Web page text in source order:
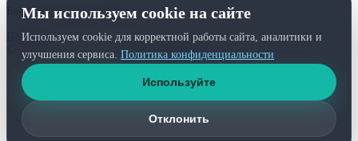
Бесплатная консультация
Получить
© 2026Femurhead.ru . Права защищены.
Политика конфиденциальностии
обработки персональных данных
Мы используем cookie на сайте
Используем cookie для корректной работы сайта, аналитики и
улучшения сервиса. Политика конфиденциальности
Отклонить
Используйте